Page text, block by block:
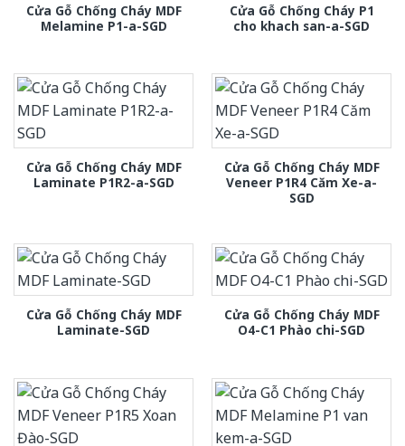
Cửa Gỗ Chống Cháy MDF
Melamine P1-a-SGD
Cửa Gỗ Chống Cháy P1
cho khach san-a-SGD
Cửa Gỗ Chống Cháy MDF
Laminate P1R2-a-SGD
Cửa Gỗ Chống Cháy MDF
Veneer P1R4 Căm Xe-a-
SGD
Cửa Gỗ Chống Cháy MDF
Laminate-SGD
Cửa Gỗ Chống Cháy MDF
O4-C1 Phào chi-SGD